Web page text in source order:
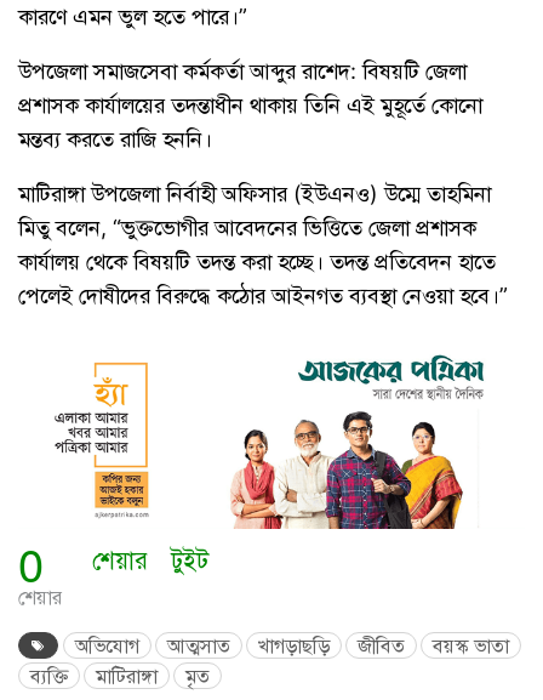
কারণে এমন ভুল হতে পারে।”
​উপজেলা সমাজসেবা কর্মকর্তা আব্দুর রাশেদ: বিষয়টি জেলা
প্রশাসক কার্যালয়ের তদন্তাধীন থাকায় তিনি এই মুহূর্তে কোনো
মন্তব্য করতে রাজি হননি।
​মাটিরাঙ্গা উপজেলা নির্বাহী অফিসার (ইউএনও) উম্মে তাহমিনা
মিতু বলেন, “ভুক্তভোগীর আবেদনের ভিত্তিতে জেলা প্রশাসক
কার্যালয় থেকে বিষয়টি তদন্ত করা হচ্ছে। তদন্ত প্রতিবেদন হাতে
পেলেই দোষীদের বিরুদ্ধে কঠোর আইনগত ব্যবস্থা নেওয়া হবে।”
0
শেয়ার
শেয়ার টুইট
অভিযোগ আত্মসাত খাগড়াছড়ি জীবিত
বয়স্ক ভাতা
ব্যক্তি
মাটিরাঙ্গা মৃত